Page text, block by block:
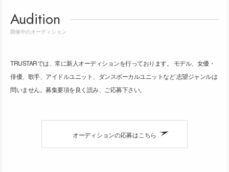
Audition
開催中のオーディション
TRUSTARでは、常に新人オーディションを行っております。 モデル、女優・
俳優、歌手、アイドルユニット、ダンスボーカルユニットなど 志望ジャンルは
問いません。募集要項を良く読み、ご応募下さい。
オーディションの応募はこちら